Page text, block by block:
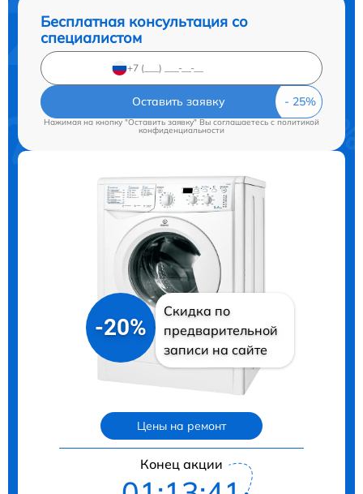
Бесплатная консультация со
специалистом
Оставить заявку
Нажимая на кнопку "Оставить заявку" Вы соглашаетесь cполитикой
конфиденциальности
-20%
Скидка по
предварительной
записи на сайте
Цены на ремонт
Конец акции